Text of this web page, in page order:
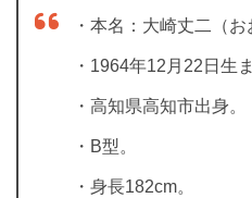
・本名：大崎丈二（お
・1964年12月22日生
・高知県高知市出身。
・B型。
・身長182cm。